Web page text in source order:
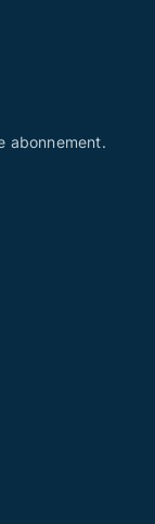
abonnement.